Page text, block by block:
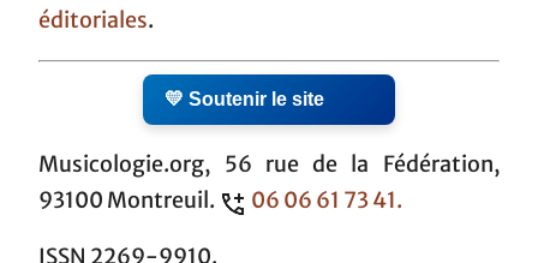
éditoriales.
💛 Soutenir le site
Musicologie.org, 56 rue de la Fédération,
93100 Montreuil.
06 06 61 73 41.
ISSN 2269-9910.